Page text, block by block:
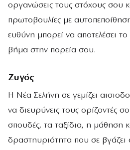
οργανώσεις τους στόχους σου
πρωτοβουλίες με
ευθύνη μπορεί να αποτελέσει
βήμα στην πορεία σου.
Ζυγός
Η Νέα Σελήνη σε γεμίζει
να διευρύνεις τους ορίζοντές
σπουδές, τα ταξίδια, η μάθηση
δραστηυριότητα που σε βγάζει